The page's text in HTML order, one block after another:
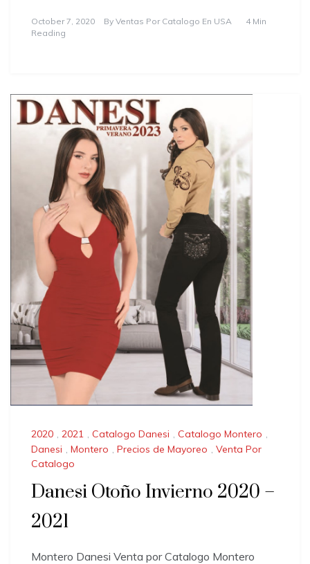
October 7, 2020 By Ventas Por Catalogo En USA
4 Min
Reading
2020 , 2021 , Catalogo Danesi , Catalogo Montero ,
Danesi , Montero , Precios de Mayoreo , Venta Por
Catalogo
Danesi Otoño Invierno 2020 –
2021
Montero Danesi Venta por Catalogo Montero